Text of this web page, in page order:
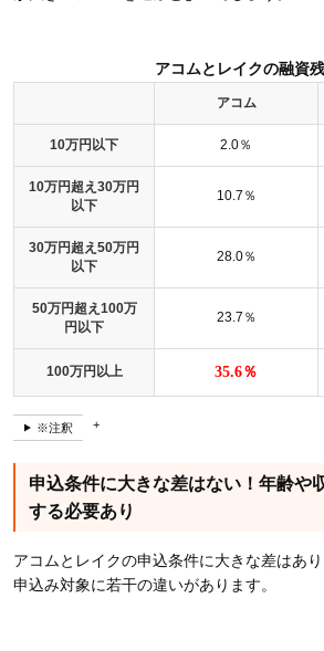
アコムとレイクの融資
アコム
10万円以下 2.0％
10万円超え30万円
以下
10.7％
30万円超え50万円
以下
28.0％
50万円超え100万
円以下
23.7％
100万円以上 35.6％
※注釈
申込条件に大きな差はない！年齢や
する必要あり
アコムとレイクの申込条件に大きな差はあ
申込み対象に若干の違いがあります。